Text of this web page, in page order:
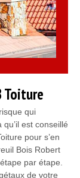
Toiture
qui
est conseillé
pour s’en
Bois Robert
par étape.
de votre